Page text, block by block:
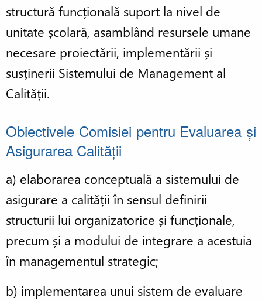
structură funcțională suport la nivel de
unitate școlară, asamblând resursele umane
necesare proiectării, implementării și
susținerii Sistemului de Management al
Calității.
Obiectivele Comisiei pentru Evaluarea și
Asigurarea Calității
a) elaborarea conceptuală a sistemului de
asigurare a calității în sensul definirii
structurii lui organizatorice și funcționale,
precum și a modului de integrare a acestuia
în managementul strategic;
b) implementarea unui sistem de evaluare